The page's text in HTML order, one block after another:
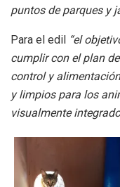
puntos de parques y
Para el edil “el
cumplir con el plan
control y
y limpios para los
visualmente